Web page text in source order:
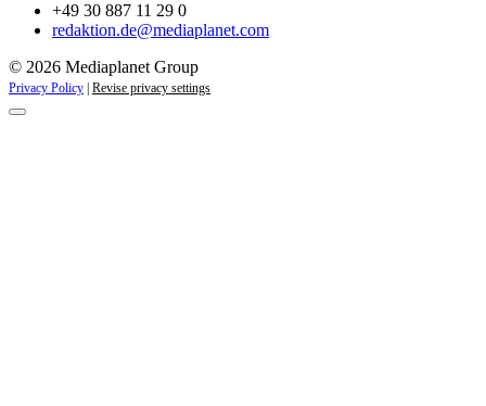
+49 30 887 11 29 0
redaktion.de@mediaplanet.com
© 2026 Mediaplanet Group
Privacy Policy Revise privacy settings